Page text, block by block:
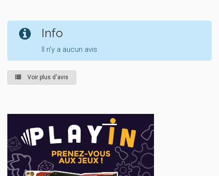
Info
Il n'y a aucun avis
Voir plus d'avis